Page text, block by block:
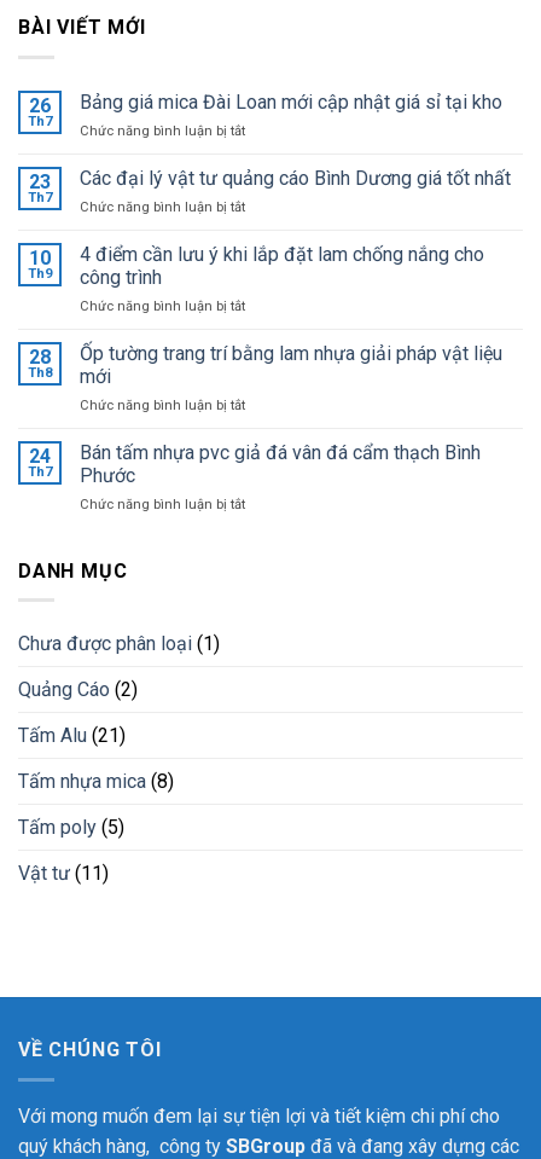
BÀI VIẾT MỚI
26
Th7
Bảng giá mica Đài Loan mới cập nhật giá sỉ tại kho
Chức năng bình luận bị tắtở
giá
mica
Đài
mới
giá
tại
23
Th7
Các đại lý vật tư quảng cáo Bình Dương giá tốt nhất
Chức năng bình luận bị tắtở
đại
tư
cáo
giá
nhất
10
Th9
4 điểm cần lưu ý khi lắp đặt lam chống nắng cho
công trình
Chức năng bình luận bị tắtở
điểm
cần
ý
lắp
chống
28
Th8
Ốp tường trang trí bằng lam nhựa giải pháp vật liệu
mới
Chức năng bình luận bị tắtở
tường
trang
bằng
24
Th7
Bán tấm nhựa pvc giả đá vân đá cẩm thạch Bình
Phước
Chức năng bình luận bị tắtở
DANH MỤC
Chưa được phân loại (1)
Quảng Cáo (2)
Tấm Alu (21)
Tấm nhựa mica (8)
Tấm poly (5)
Vật tư (11)
VỀ CHÚNG TÔI
Với mong muốn đem lại sự tiện lợi và tiết kiệm chi phí cho
quý khách hàng, công ty SBGroup đã và đang xây dựng các